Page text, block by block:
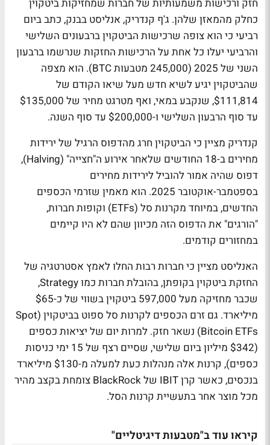
חזק ורכישות משמעותיות של חברות שמחזיקות ביטקוין
כחלק מהמאזן שלהן. ג'ף קנדריק, אנליסט בבנק, כתב ביום
רביעי כי הוא צופה שרכישות הביטקוין ברבעונים השלישי
והרביעי יעלו כל אחת על הרכישות החזקות שנרשמו ברבעון
השני של 2025 (245,000 מטבעות BTC). הוא מצפה
שהביטקוין יגיע לשיא חדש מעל שיאו הקודם של
$111,814, שנקבע במאי, ואף מטרגט מחיר של $135,000
עד סוף הרבעון השלישי ו-$200,000 עד סוף השנה.
קנדריק מציין כי הביטקוין חרג מהדפוס הרגיל של ירידות
מחירים ב-18 החודשים שלאחר אירוע ה"חצייה" (Halving),
דפוס שהיה אמור להוביל לירידות מחירים
בספטמבר-אוקטובר 2025. הוא מאמין שזרמי הכספים
החדשים, במיוחד מקרנות סל (ETFs) וקופות חברות,
"הורגים" את הדפוס הזה מכיוון שהם לא היו קיימים
במחזורים קודמים.
האנליסט מציין כי חברות רבות החלו לאמץ אסטרטגיה של
החזקת ביטקוין בקופתן, בהובלת חברות כמו Strategy,
שכבר מחזיקה מעל 597,000 ביטקוין בשווי של כ-$65
מיליארד. גם זרם הכספים לקרנות סל ספוט בביטקוין (Spot
Bitcoin ETFs) נשאר חזק. למרות יום של יציאות כספים
($342 מיליון ביום שלישי, שסיים רצף של 15 ימי כניסות
כספים), קרנות אלה מנהלות כעת למעלה מ-$130 מיליארד
בנכסים, כאשר קרן IBIT של BlackRock צומחת בקצב מהיר
מכל מוצר אחר בתעשיית קרנות הסל.
קיראו עוד ב"מטבעות דיגיטליים"